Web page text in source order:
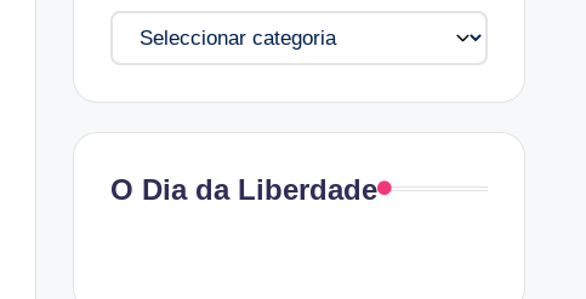
Categorias
O Dia da Liberdade